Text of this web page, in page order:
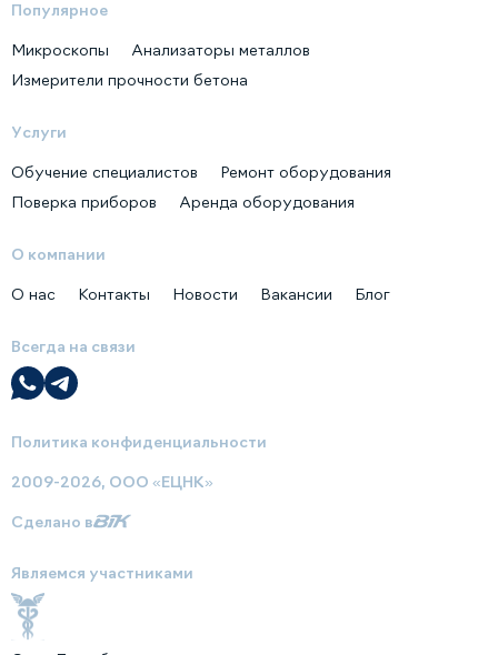
Популярное
Микроскопы
Анализаторы металлов
Измерители прочности бетона
Услуги
Обучение специалистов
Ремонт оборудования
Поверка приборов
Аренда оборудования
О компании
О нас Контакты Новости Вакансии Блог
Всегда на связи
Политика конфиденциальности
2009-2026, ООО «ЕЦНК»
Сделано в
Являемся участниками